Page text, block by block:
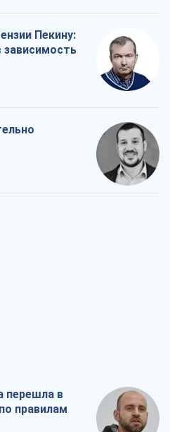
Пекину:
перешла в
правилам